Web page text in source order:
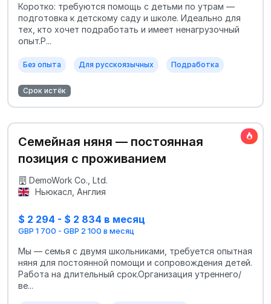
Коротко: требуются помощь с детьми по утрам —
подготовка к детскому саду и школе. Идеально для
тех, кто хочет подработать и имеет ненагрузочный
опыт.Р...
Без опыта Для русскоязычных Подработка
Срок истёк
Семейная няня — постоянная
позиция с проживанием
DemoWork Co., Ltd.
Ньюкасл, Англия
$ 2 294 - $ 2 834 в месяц
GBP 1 700 - GBP 2 100 в месяц
Мы — семья с двумя школьниками, требуется опытная
няня для постоянной помощи и сопровождения детей.
Работа на длительный срок.Организация утреннего/
ве...